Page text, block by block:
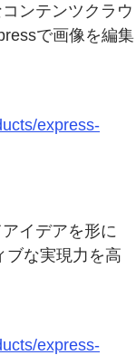
ンテンツクラウ
で画像を編集
express-
イデアを形に
ブな実現力を高
express-